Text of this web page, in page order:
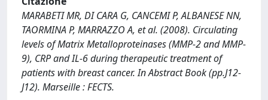
MARABETI MR, DI CARA G, CANCEMI P, ALBANESE NN,
TAORMINA P, MARRAZZO A, et al. (2008). Circulating
levels of Matrix Metalloproteinases (MMP-2 and MMP-
9), CRP and IL-6 during therapeutic treatment of
patients with breast cancer. In Abstract Book (pp.J12-
J12). Marseille : FECTS.